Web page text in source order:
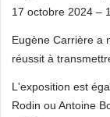
17 octobre 2024 –
Eugène Carrière a
réussit à
L'exposition est
Rodin ou Antoine